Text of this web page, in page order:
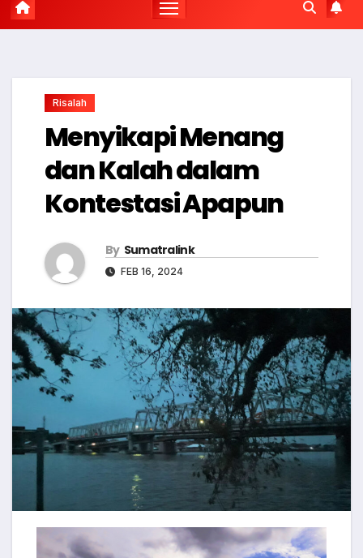
Risalah
Menyikapi Menang
dan Kalah dalam
Kontestasi Apapun
By Sumatralink
FEB 16, 2024